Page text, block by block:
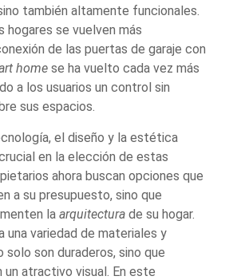
también altamente funcionales.
hogares se vuelven más
de las puertas de garaje con
home se ha vuelto cada vez más
a los usuarios un control sin
sus espacios.
el diseño y la estética
en la elección de estas
ahora buscan opciones que
a su presupuesto, sino que
laarquitectura de su hogar.
una variedad de materiales y
solo son duraderos, sino que
atractivo visual. En este